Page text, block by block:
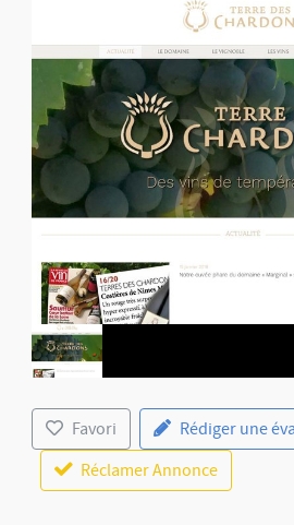
Favori
Rédiger une
Réclamer Annonce